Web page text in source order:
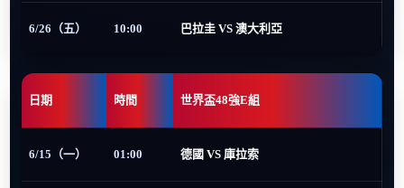
6/26（五） 10:00 巴拉圭 VS 澳大利亞
日期 時間 世界盃48強E組
6/15（一） 01:00 德國 VS 庫拉索